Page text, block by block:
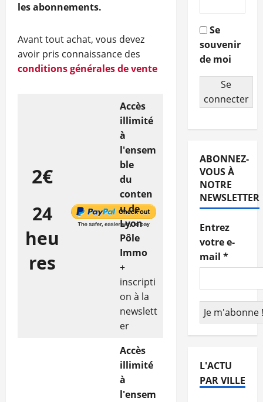
les abonnements.
Avant tout achat, vous devez
avoir pris connaissance des
conditions générales de vente
2€
24
heu
res
Accès
illimité
à
l'ensem
ble
du
conten
u de
Lyon
Pôle
Immo
+
inscripti
on à la
newslett
er
Accès
illimité
à
l'ensem
Se
souvenir
de moi
Se
connecter
ABONNEZ-
VOUS À
NOTRE
NEWSLETTER
Entrez
votre e-
mail *
L'ACTU
PAR VILLE